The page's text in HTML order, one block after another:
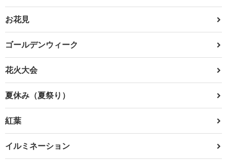
お花見
ゴールデンウィーク
花火大会
夏休み（夏祭り）
紅葉
イルミネーション